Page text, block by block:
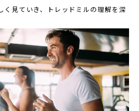
く見ていき、トレッドミルの理解を深